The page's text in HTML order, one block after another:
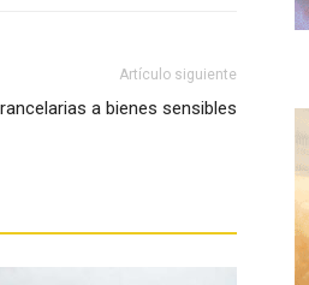
Artículo siguiente
a bienes sensibles